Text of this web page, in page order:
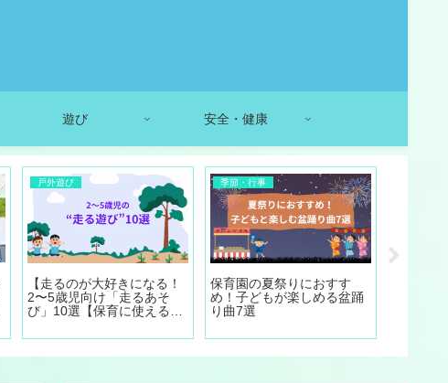
遊び 安全・健康
戸外遊び
【走るのが大好きになる！
2〜5歳児向け「走るあそ
び」10選【保育に使える運
季節・行事
保育園の夏祭りにおすす
め！子どもが楽しめる盆踊
り曲7選